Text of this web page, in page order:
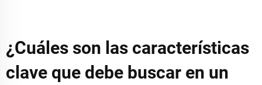
¿Cuáles son las características
clave que debe buscar en un